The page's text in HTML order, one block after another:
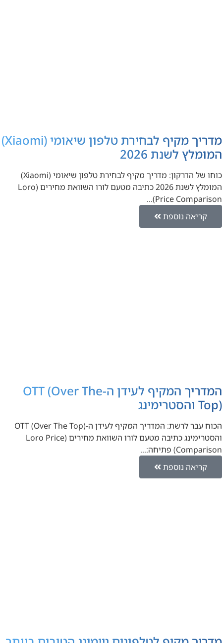
מדריך מקיף לבחירת טלפון שיאומי (Xiaomi)
המומלץ לשנת 2026
כוחו של הדרקון: מדריך מקיף לבחירת טלפון שיאומי (Xiaomi)
המומלץ לשנת 2026 כתיבה מטעם לורו השוואת מחירים (Loro
Price Comparison)…
קריאה נוספת
המדריך המקיף לעידן ה-OTT (Over The
Top) והסטרימינג
הכוח עבר לרשת: המדריך המקיף לעידן ה-OTT (Over The Top)
והסטרימינג כתיבה מטעם לורו השוואת מחירים (Loro Price
Comparison) פתיחה:…
קריאה נוספת